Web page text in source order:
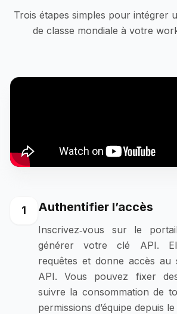
Trois étapes simples pour intégrer
de classe mondiale à votre
1 Authentifier l’accès
Inscrivez‑vous sur le
générer votre clé API.
requêtes et donne accès au
API. Vous pouvez fixer des
suivre la consommation de
permissions d’équipe depuis